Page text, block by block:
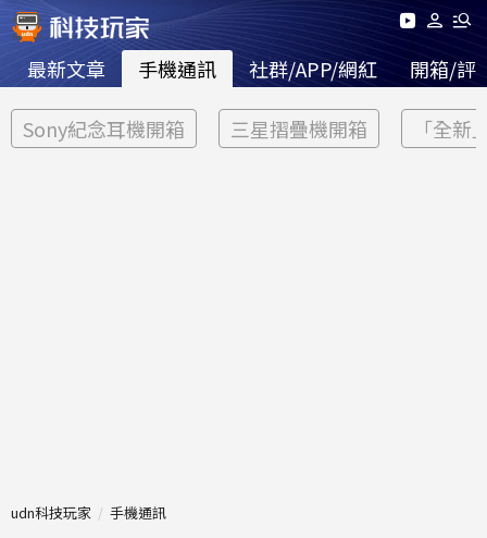
最新文章 手機通訊 社群/APP/網紅 開箱/評
Sony紀念耳機開箱 三星摺疊機開箱 「全新
udn科技玩家 手機通訊